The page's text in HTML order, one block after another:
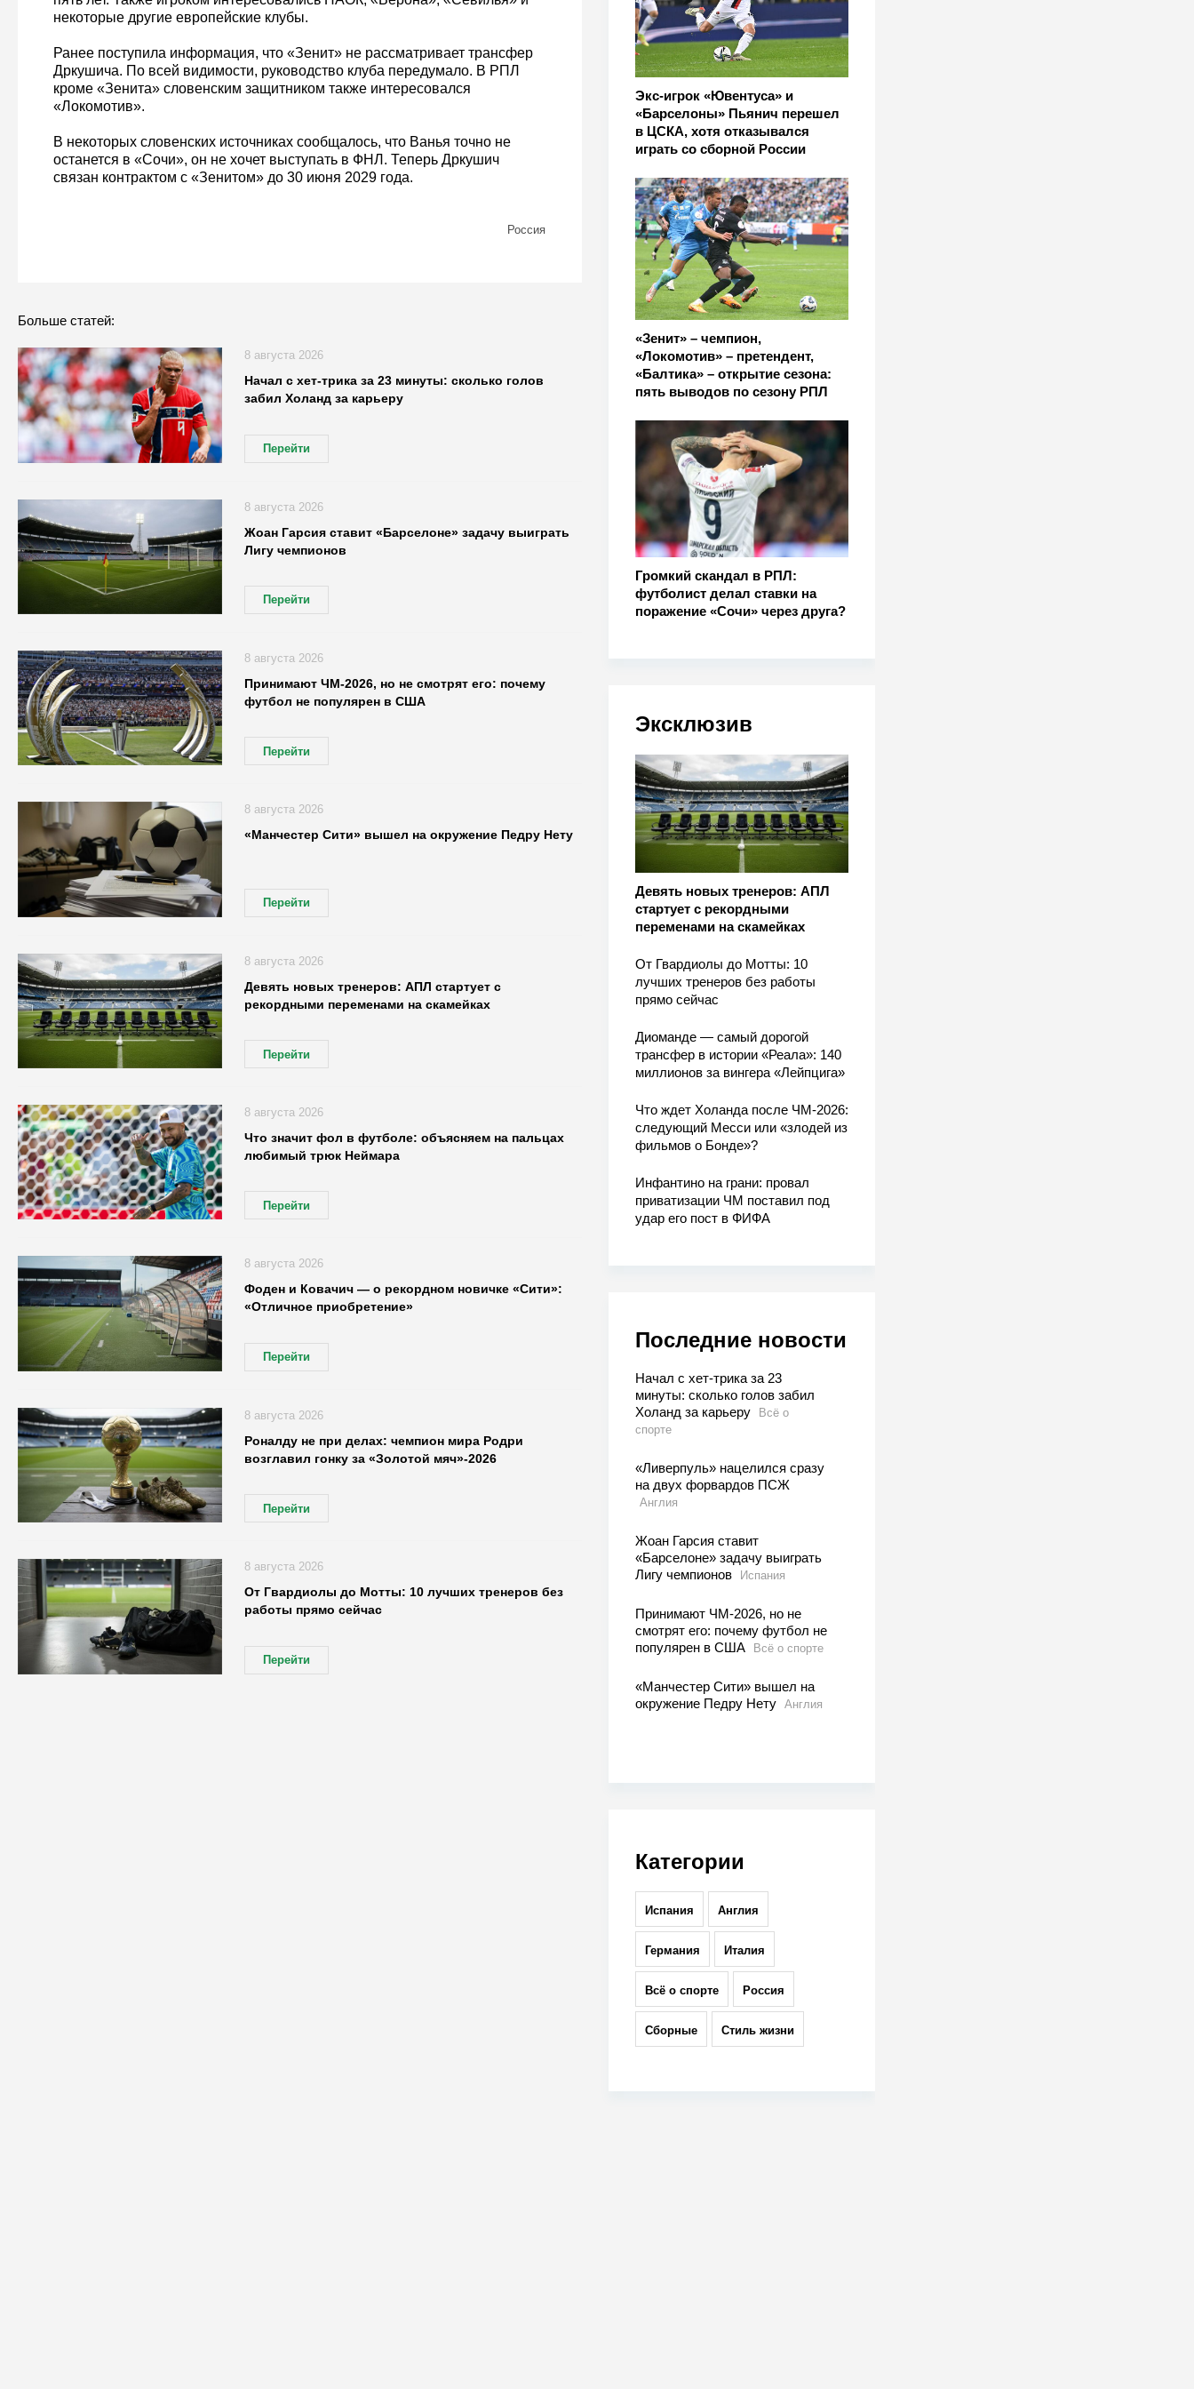
Экс-игрок «Ювентуса» и
«Барселоны» Пьянич перешел
в ЦСКА, хотя отказывался
играть со сборной России
«Зенит» – чемпион,
«Локомотив» – претендент,
«Балтика» – открытие сезона:
пять выводов по сезону РПЛ
Громкий скандал в РПЛ:
футболист делал ставки на
поражение «Сочи» через друга?
Эксклюзив
Девять новых тренеров: АПЛ
стартует с рекордными
переменами на скамейках
От Гвардиолы до Мотты: 10
лучших тренеров без работы
прямо сейчас
Диоманде — самый дорогой
трансфер в истории «Реала»: 140
миллионов за вингера «Лейпцига»
Что ждет Холанда после ЧМ-2026:
следующий Месси или «злодей из
фильмов о Бонде»?
Инфантино на грани: провал
приватизации ЧМ поставил под
удар его пост в ФИФА
Последние новости
Начал с хет-трика за 23
минуты: сколько голов забил
Холанд за карьеру
Всё о
спорте
«Ливерпуль» нацелился сразу
на двух форвардов ПСЖ
Англия
Жоан Гарсия ставит
«Барселоне» задачу выиграть
Лигу чемпионов
Испания
Принимают ЧМ-2026, но не
смотрят его: почему футбол не
популярен в США
Всё о спорте
«Манчестер Сити» вышел на
окружение Педру Нету Англия
Категории
Испания Англия
Германия Италия
Всё о спорте Россия
Сборные Стиль жизни
некоторые другие европейские клубы.
Ранее поступила информация, что «Зенит» не рассматривает трансфер
Дркушича. По всей видимости, руководство клуба передумало. В РПЛ
кроме «Зенита» словенским защитником также интересовался
«Локомотив».
В некоторых словенских источниках сообщалось, что Ванья точно не
останется в «Сочи», он не хочет выступать в ФНЛ. Теперь Дркушич
связан контрактом с «Зенитом» до 30 июня 2029 года.
Россия
Больше статей:
Начал с хет-трика за 23 минуты: сколько голов
забил Холанд за карьеру
Перейти
8 августа 2026
Жоан Гарсия ставит «Барселоне» задачу выиграть
Лигу чемпионов
Перейти
8 августа 2026
Принимают ЧМ-2026, но не смотрят его: почему
футбол не популярен в США
Перейти
8 августа 2026
«Манчестер Сити» вышел на окружение Педру Нету
Перейти
8 августа 2026
Девять новых тренеров: АПЛ стартует с
рекордными переменами на скамейках
Перейти
8 августа 2026
Что значит фол в футболе: объясняем на пальцах
любимый трюк Неймара
Перейти
8 августа 2026
Фоден и Ковачич — о рекордном новичке «Сити»:
«Отличное приобретение»
Перейти
8 августа 2026
Роналду не при делах: чемпион мира Родри
возглавил гонку за «Золотой мяч»-2026
Перейти
8 августа 2026
От Гвардиолы до Мотты: 10 лучших тренеров без
работы прямо сейчас
Перейти
8 августа 2026